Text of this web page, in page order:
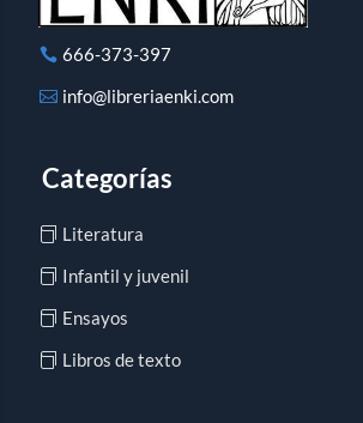
666-373-397
info@libreriaenki.com
Categorías
Literatura
Infantil y juvenil
Ensayos
Libros de texto